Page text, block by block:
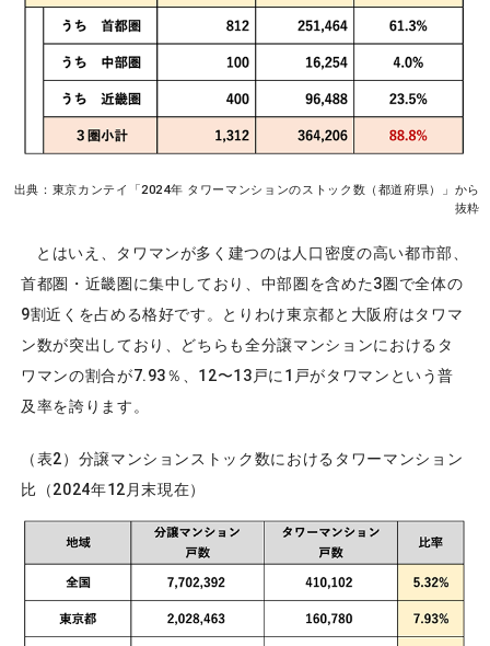
出典：東京カンテイ「2024年 タワーマンションのストック数（都道府県）」から
抜粋
とはいえ、タワマンが多く建つのは人口密度の高い都市部、
首都圏・近畿圏に集中しており、中部圏を含めた3圏で全体の
9割近くを占める格好です。とりわけ東京都と大阪府はタワマ
ン数が突出しており、どちらも全分譲マンションにおけるタ
ワマンの割合が7.93％、12〜13戸に1戸がタワマンという普
及率を誇ります。
（表2）分譲マンションストック数におけるタワーマンション
比（2024年12月末現在）